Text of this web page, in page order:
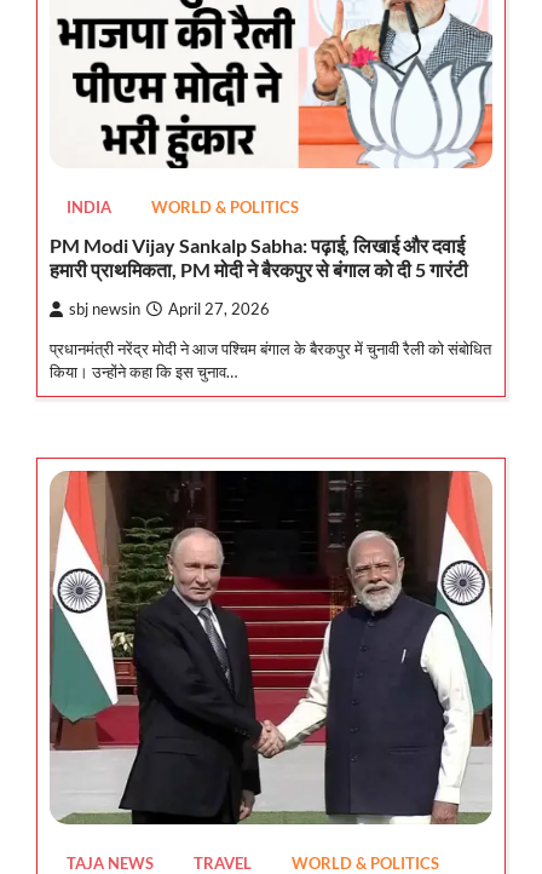
INDIA WORLD & POLITICS
PM Modi Vijay Sankalp Sabha: पढ़ाई, लिखाई और दवाई
हमारी प्राथमिकता, PM मोदी ने बैरकपुर से बंगाल को दी 5 गारंटी
sbj newsin April 27, 2026
प्रधानमंत्री नरेंद्र मोदी ने आज पश्चिम बंगाल के बैरकपुर में चुनावी रैली को संबोधित
किया। उन्होंने कहा कि इस चुनाव…
TAJA NEWS TRAVEL WORLD & POLITICS